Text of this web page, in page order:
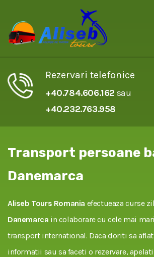
Rezervari telefonice
+40.784.606.162 sau
+40.232.763.958
Transport persoane
Danemarca
Aliseb Tours Romania efectueaza curse
Danemarca in colaborare cu cele mai
transport international. Daca doriti sa
informatii sau sa faceti o rezervare,